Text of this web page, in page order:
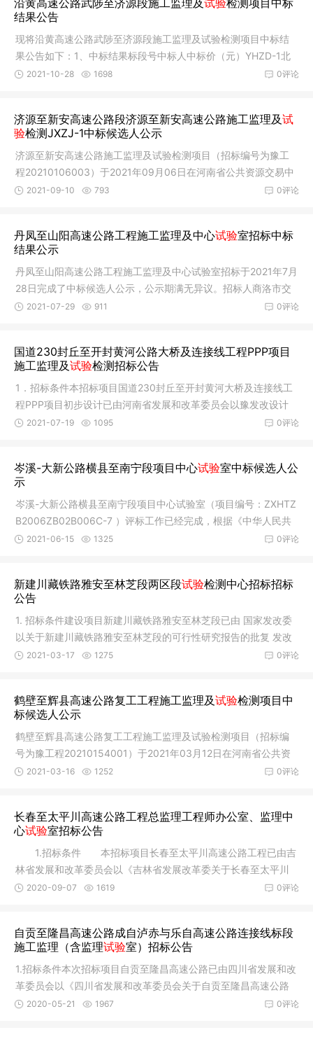
沿黄高速公路武陟至济源段施工监理及试验检测项目中标
结果公告
现将沿黄高速公路武陟至济源段施工监理及试验检测项目中标结
果公告如下：1、中标结果标段号中标人中标价（元）YHZD-1北
京路桥通
0评论
2021-10-28 1698
济源至新安高速公路段济源至新安高速公路施工监理及试
验检测JXZJ-1中标候选人公示
济源至新安高速公路施工监理及试验检测项目（招标编号为豫工
程20210106003）于2021年09月06日在河南省公共资源交易中
心依法进行
0评论
2021-09-10 793
丹凤至山阳高速公路工程施工监理及中心试验室招标中标
结果公示
丹凤至山阳高速公路工程施工监理及中心试验室招标于2021年7月
28日完成了中标候选人公示，公示期满无异议。招标人商洛市交
通运输
0评论
2021-07-29 911
国道230封丘至开封黄河公路大桥及连接线工程PPP项目
施工监理及试验检测招标公告
1．招标条件本招标项目国道230封丘至开封黄河大桥及连接线工
程PPP项目初步设计已由河南省发展和改革委员会以豫发改设计
〔2019〕2
0评论
2021-07-19 1095
岑溪-大新公路横县至南宁段项目中心试验室中标候选人公
示
岑溪-大新公路横县至南宁段项目中心试验室（项目编号：ZXHTZ
B2006ZB02B006C-7 ）评标工作已经完成，根据《中华人民共
和国招标投
0评论
2021-06-15 1325
新建川藏铁路雅安至林芝段两区段试验检测中心招标招标
公告
1. 招标条件建设项目新建川藏铁路雅安至林芝段已由 国家发改委
以关于新建川藏铁路雅安至林芝段的可行性研究报告的批复 发改
基础
0评论
2021-03-17 1275
鹤壁至辉县高速公路复工工程施工监理及试验检测项目中
标候选人公示
鹤壁至辉县高速公路复工工程施工监理及试验检测项目（招标编
号为豫工程20210154001）于2021年03月12日在河南省公共资
源交易中心
0评论
2021-03-16 1252
长春至太平川高速公路工程总监理工程师办公室、监理中
心试验室招标公告
1.招标条件 本招标项目长春至太平川高速公路工程已由吉
林省发展和改革委员会以《吉林省发展改革委关于长春至太平川
高速公
0评论
2020-09-07 1619
自贡至隆昌高速公路成自泸赤与乐自高速公路连接线标段
施工监理（含监理试验室）招标公告
1.招标条件本次招标项目自贡至隆昌高速公路已由四川省发展和改
革委员会以《四川省发展和改革委员会关于自贡至隆昌高速公路
项目核
0评论
2020-05-21 1967